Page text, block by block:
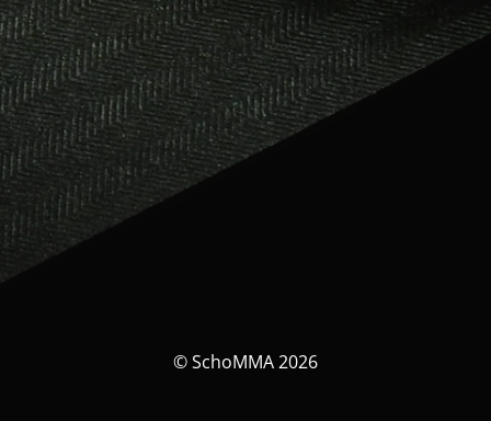
© SchoMMA 2026